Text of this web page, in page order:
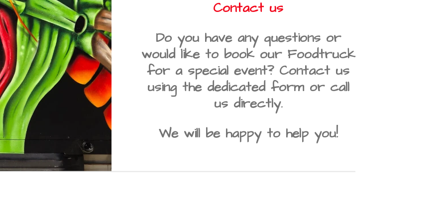
Contact us
Do you have any questions or
would like to book our Foodtruck
for a special event? Contact us
using the dedicated form or call
us directly.
We will be happy to help you!